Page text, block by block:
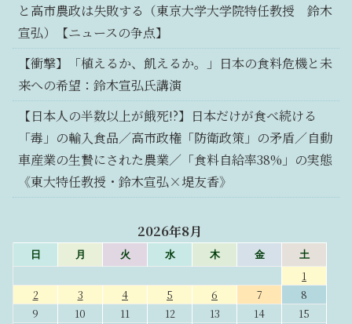
と高市農政は失敗する（東京大学大学院特任教授 鈴木
宣弘）【ニュースの争点】
【衝撃】「植えるか、飢えるか。」日本の食料危機と未
来への希望：鈴木宣弘氏講演
【日本人の半数以上が餓死!?】日本だけが食べ続ける
「毒」の輸入食品／高市政権「防衛政策」の矛盾／自動
車産業の生贄にされた農業／「食料自給率38%」の実態
《東大特任教授・鈴木宣弘×堤友香》
2026年8月
日 月 火 水 木 金 土
1
2
3 4 5 6 7
8
9
10 11 12 13 14
15